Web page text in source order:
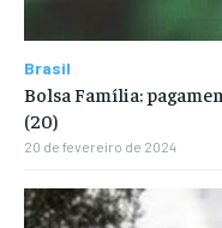
Brasil
Bolsa Família:
(20)
20 de fevereiro de 2024